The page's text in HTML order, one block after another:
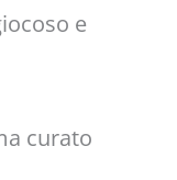
e
curato